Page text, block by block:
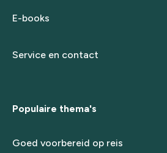
E-books
Service en contact
Populaire thema's
Goed voorbereid op reis